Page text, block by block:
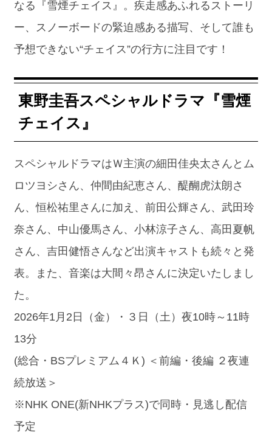
なる『雪煙チェイス』。疾走感あふれるストーリ
ー、スノーボードの緊迫感ある描写、そして誰も
予想できない“チェイス”の行方に注目です！
東野圭吾スペシャルドラマ『雪煙
チェイス』
スペシャルドラマはＷ主演の細田佳央太さんとム
ロツヨシさん、仲間由紀恵さん、醍醐虎汰朗さ
ん、恒松祐里さんに加え、前田公輝さん、武田玲
奈さん、中山優馬さん、小林涼子さん、高田夏帆
さん、吉田健悟さんなど出演キャストも続々と発
表。また、音楽は大間々昂さんに決定いたしまし
た。
2026年1月2日（金）・３日（土）夜10時～11時
13分
(総合・BSプレミアム４Ｋ) ＜前編・後編 ２夜連
続放送＞
※NHK ONE(新NHKプラス)で同時・見逃し配信
予定